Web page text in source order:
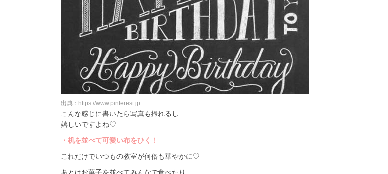
出典：https://www.pinterest.jp
こんな感じに書いたら写真も撮れるし
嬉しいですよね♡
・机を並べて可愛い布をひく！
これだけでいつもの教室が何倍も華やかに♡
あとはお菓子を並べてみんなで食べたり…